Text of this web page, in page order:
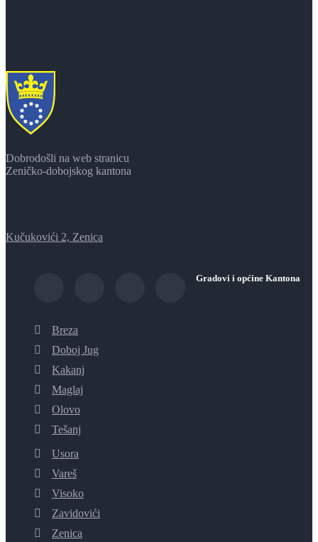
Dobrodošli na web stranicu
Zeničko-dobojskog kantona
Kučukovići 2, Zenica
Gradovi i općine Kantona
Breza
Doboj Jug
Kakanj
Maglaj
Olovo
Tešanj
Usora
Vareš
Visoko
Zavidovići
Zenica